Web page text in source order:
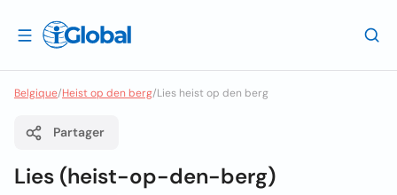
Belgique/Heist op den berg/Lies heist op den berg
Partager
Lies (heist-op-den-berg)